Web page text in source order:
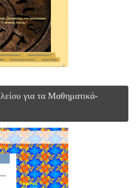
για τα Μαθηματικά-